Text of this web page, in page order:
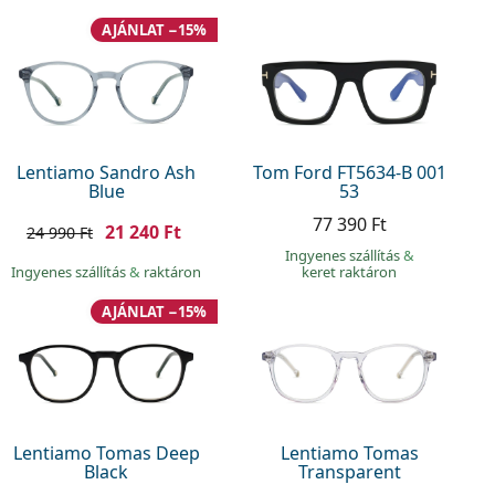
Lentiamo Sandro Ash
Blue
AJÁNLAT −15%
24 990 Ft 21 240 Ft
Ingyenes szállítás& raktáron
Tom Ford FT5634-B 001
53
77 390 Ft
Ingyenes szállítás&
keret raktáron
Lentiamo Tomas Deep
Black
AJÁNLAT −15%
Lentiamo Tomas
Transparent